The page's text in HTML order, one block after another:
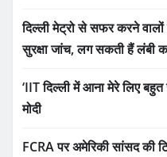
दिल्ली मेट्रो से सफर करने
सुरक्षा जांच, लग सकती हैं लंबी
‘IIT दिल्ली में आना मेरे लिए बहुत
मोदी
FCRA पर अमेरिकी सांसद की